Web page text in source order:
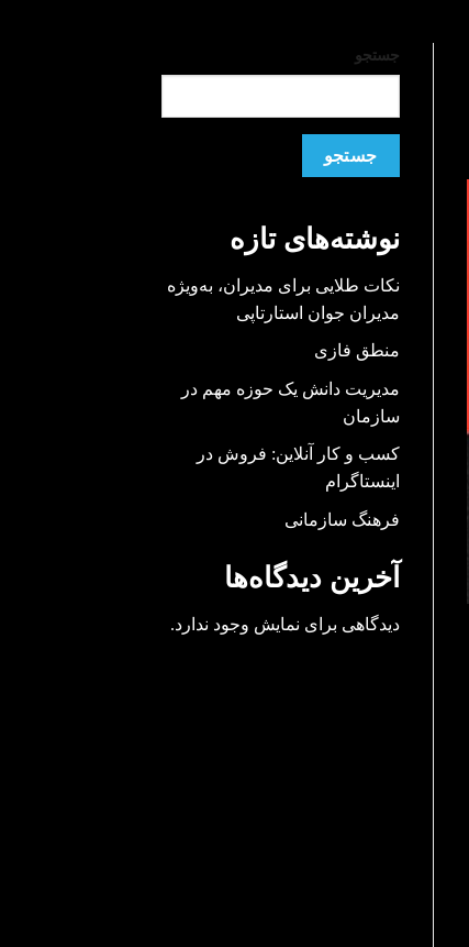
جستجو
جستجو
نوشته‌های تازه
نکات طلایی برای مدیران، به‌ویژه
مدیران جوان استارتاپی
منطق فازی
مدیریت دانش یک حوزه مهم در
سازمان
کسب و کار آنلاین: فروش در
اینستاگرام
فرهنگ سازمانی
آخرین دیدگاه‌ها
دیدگاهی برای نمایش وجود ندارد.